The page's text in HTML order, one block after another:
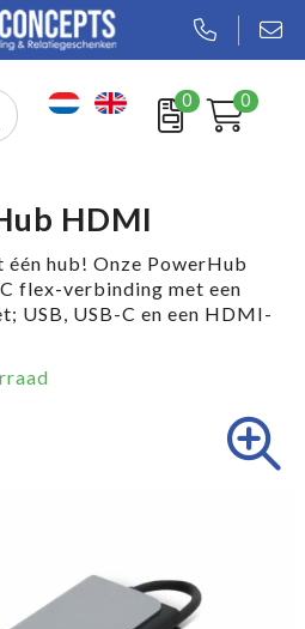
0 0
HDMI
hub! Onze PowerHub
flex-verbinding met een
USB, USB-C en een HDMI-